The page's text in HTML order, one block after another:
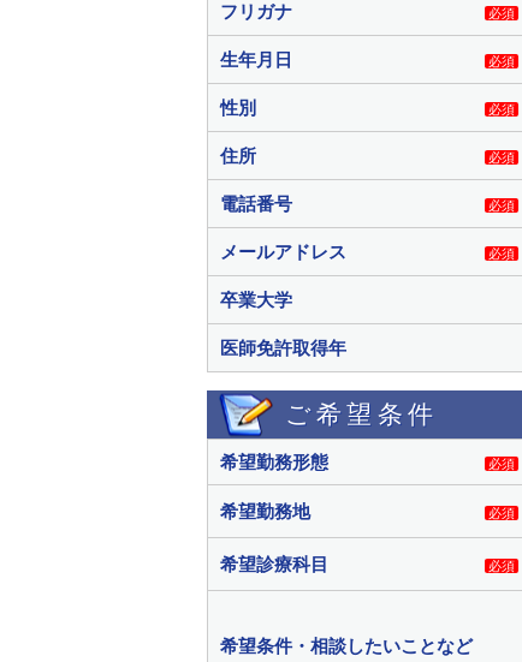
フリガナ 必須
生年月日 必須
性別 必須
住所 必須
電話番号 必須
メールアドレス 必須
卒業大学
医師免許取得年
ご希望条件
希望勤務形態 必須
希望勤務地 必須
希望診療科目 必須
希望条件・相談したいことなど